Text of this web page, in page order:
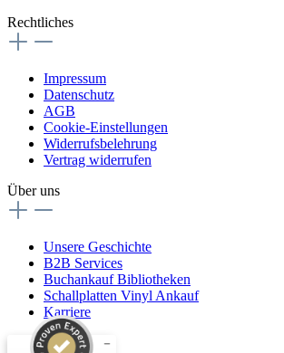
Rechtliches
Impressum
Datenschutz
AGB
Cookie-Einstellungen
Widerrufsbelehrung
Vertrag widerrufen
Über uns
Unsere Geschichte
B2B Services
Buchankauf Bibliotheken
Schallplatten Vinyl Ankauf
Karriere